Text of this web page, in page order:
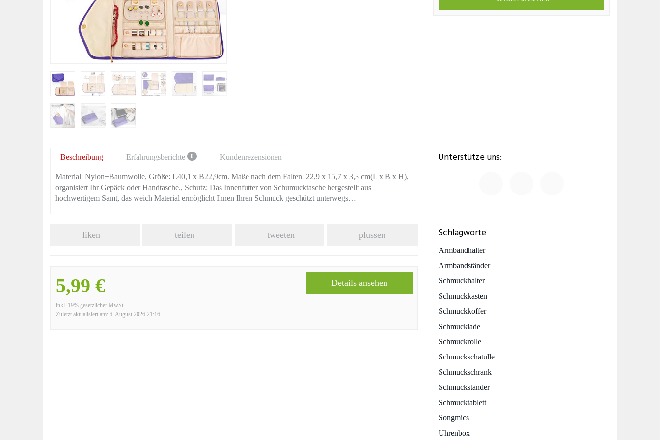
Beschreibung Erfahrungsberichte 0 Kundenrezensionen
Material: Nylon+Baumwolle, Größe: L40,1 x B22,9cm. Maße nach dem Falten: 22,9 x 15,7 x 3,3 cm(L x B x H),
organisiert Ihr Gepäck oder Handtasche., Schutz: Das Innenfutter von Schumucktasche hergestellt aus
hochwertigem Samt, das weich Material ermöglicht Ihnen Ihren Schmuck geschützt unterwegs…
liken teilen tweeten plussen
5,99 €
inkl. 19% gesetzlicher MwSt.
Zuletzt aktualisiert am: 6. August 2026 21:16
Details ansehen
Unterstütze uns:
Schlagworte
Armbandhalter
Armbandständer
Schmuckhalter
Schmuckkasten
Schmuckkoffer
Schmucklade
Schmuckrolle
Schmuckschatulle
Schmuckschrank
Schmuckständer
Schmucktablett
Songmics
Uhrenbox